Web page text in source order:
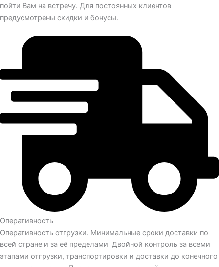
пойти Вам на встречу. Для постоянных клиентов
предусмотрены скидки и бонусы.
Оперативность
Оперативность отгрузки. Минимальные сроки доставки по
всей стране и за её пределами. Двойной контроль за всеми
этапами отгрузки, транспортировки и доставки до конечного